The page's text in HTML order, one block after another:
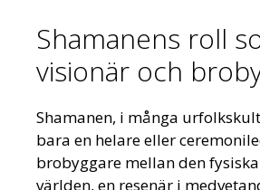
Shamanens roll
visionär och
Shamanen, i många
bara en helare eller
brobyggare mellan den
världen, en resenär i